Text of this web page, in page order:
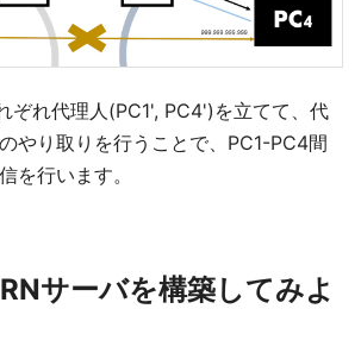
ぞれ代理人(PC1', PC4')を立てて、代
やり取りを行うことで、PC1-PC4間
を行います。
サーバを構築してみよ